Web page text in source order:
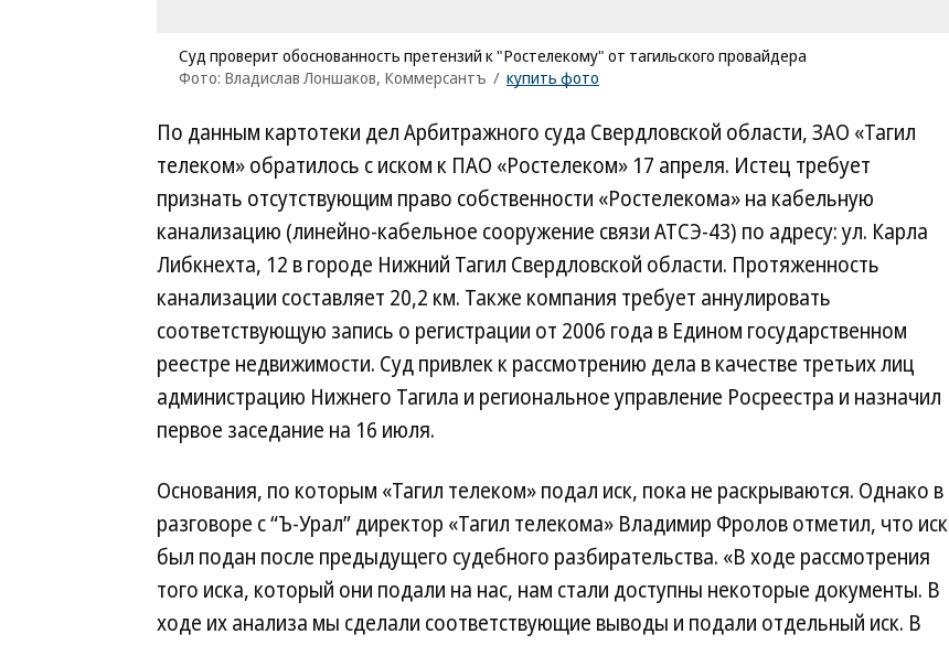
Суд проверит обоснованность претензий к "Ростелекому" от тагильского провайдера
Фото: Владислав Лоншаков, Коммерсантъ / купить фото
По данным картотеки дел Арбитражного суда Свердловской области, ЗАО «Тагил
телеком» обратилось с иском к ПАО «Ростелеком» 17 апреля. Истец требует
признать отсутствующим право собственности «Ростелекома» на кабельную
канализацию (линейно-кабельное сооружение связи АТСЭ-43) по адресу: ул. Карла
Либкнехта, 12 в городе Нижний Тагил Свердловской области. Протяженность
канализации составляет 20,2 км. Также компания требует аннулировать
соответствующую запись о регистрации от 2006 года в Едином государственном
реестре недвижимости. Суд привлек к рассмотрению дела в качестве третьих лиц
администрацию Нижнего Тагила и региональное управление Росреестра и назначил
первое заседание на 16 июля.
Основания, по которым «Тагил телеком» подал иск, пока не раскрываются. Однако в
разговоре с “Ъ-Урал” директор «Тагил телекома» Владимир Фролов отметил, что иск
был подан после предыдущего судебного разбирательства. «В ходе рассмотрения
того иска, который они подали на нас, нам стали доступны некоторые документы. В
ходе их анализа мы сделали соответствующие выводы и подали отдельный иск. В